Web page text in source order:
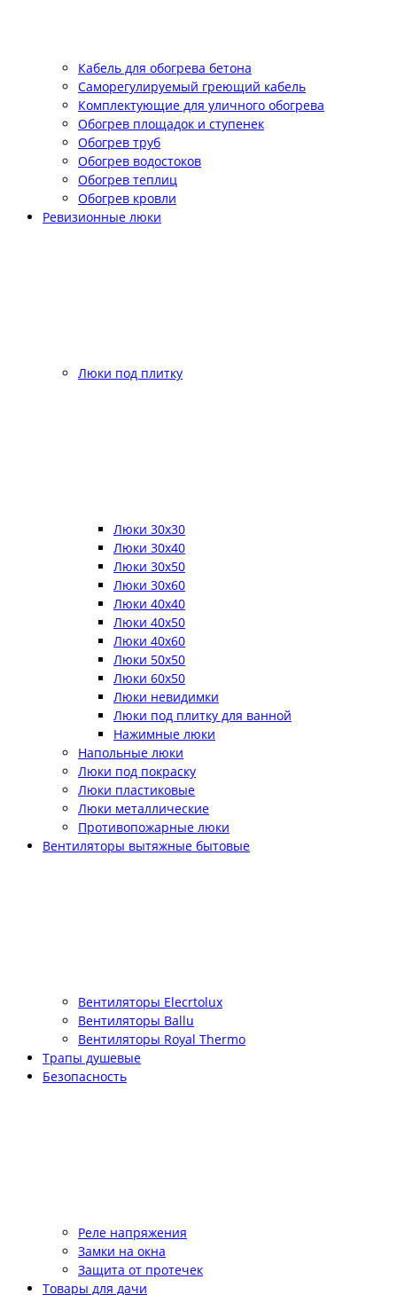
Кабель для обогрева бетона
Саморегулируемый греющий кабель
Комплектующие для уличного обогрева
Обогрев площадок и ступенек
Обогрев труб
Обогрев водостоков
Обогрев теплиц
Обогрев кровли
Ревизионные люки
Люки под плитку
Люки 30x30
Люки 30x40
Люки 30x50
Люки 30x60
Люки 40x40
Люки 40x50
Люки 40x60
Люки 50x50
Люки 60x50
Люки невидимки
Люки под плитку для ванной
Нажимные люки
Напольные люки
Люки под покраску
Люки пластиковые
Люки металлические
Противопожарные люки
Вентиляторы вытяжные бытовые
Вентиляторы Elecrtolux
Вентиляторы Ballu
Вентиляторы Royal Thermo
Трапы душевые
Безопасность
Реле напряжения
Замки на окна
Защита от протечек
Товары для дачи